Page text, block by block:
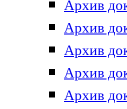
Архив
Архив
Архив
Архив
Архив